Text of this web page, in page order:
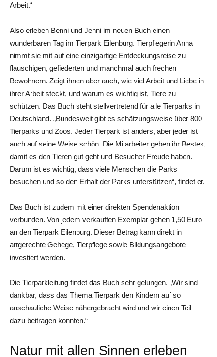
Arbeit.“
Also erleben Benni und Jenni im neuen Buch einen
wunderbaren Tag im Tierpark Eilenburg. Tierpflegerin Anna
nimmt sie mit auf eine einzigartige Entdeckungsreise zu
flauschigen, gefiederten und manchmal auch frechen
Bewohnern. Zeigt ihnen aber auch, wie viel Arbeit und Liebe in
ihrer Arbeit steckt, und warum es wichtig ist, Tiere zu
schützen. Das Buch steht stellvertretend für alle Tierparks in
Deutschland. „Bundesweit gibt es schätzungsweise über 800
Tierparks und Zoos. Jeder Tierpark ist anders, aber jeder ist
auch auf seine Weise schön. Die Mitarbeiter geben ihr Bestes,
damit es den Tieren gut geht und Besucher Freude haben.
Darum ist es wichtig, dass viele Menschen die Parks
besuchen und so den Erhalt der Parks unterstützen“, findet er.
Das Buch ist zudem mit einer direkten Spendenaktion
verbunden. Von jedem verkauften Exemplar gehen 1,50 Euro
an den Tierpark Eilenburg. Dieser Betrag kann direkt in
artgerechte Gehege, Tierpflege sowie Bildungsangebote
investiert werden.
Die Tierparkleitung findet das Buch sehr gelungen. „Wir sind
dankbar, dass das Thema Tierpark den Kindern auf so
anschauliche Weise nähergebracht wird und wir einen Teil
dazu beitragen konnten.“
Natur mit allen Sinnen erleben